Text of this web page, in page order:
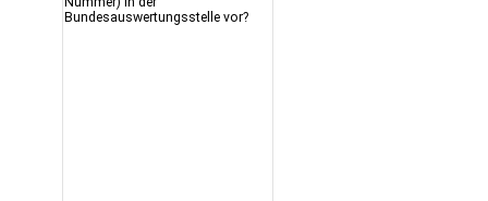
Bundesauswertungsstelle vor?